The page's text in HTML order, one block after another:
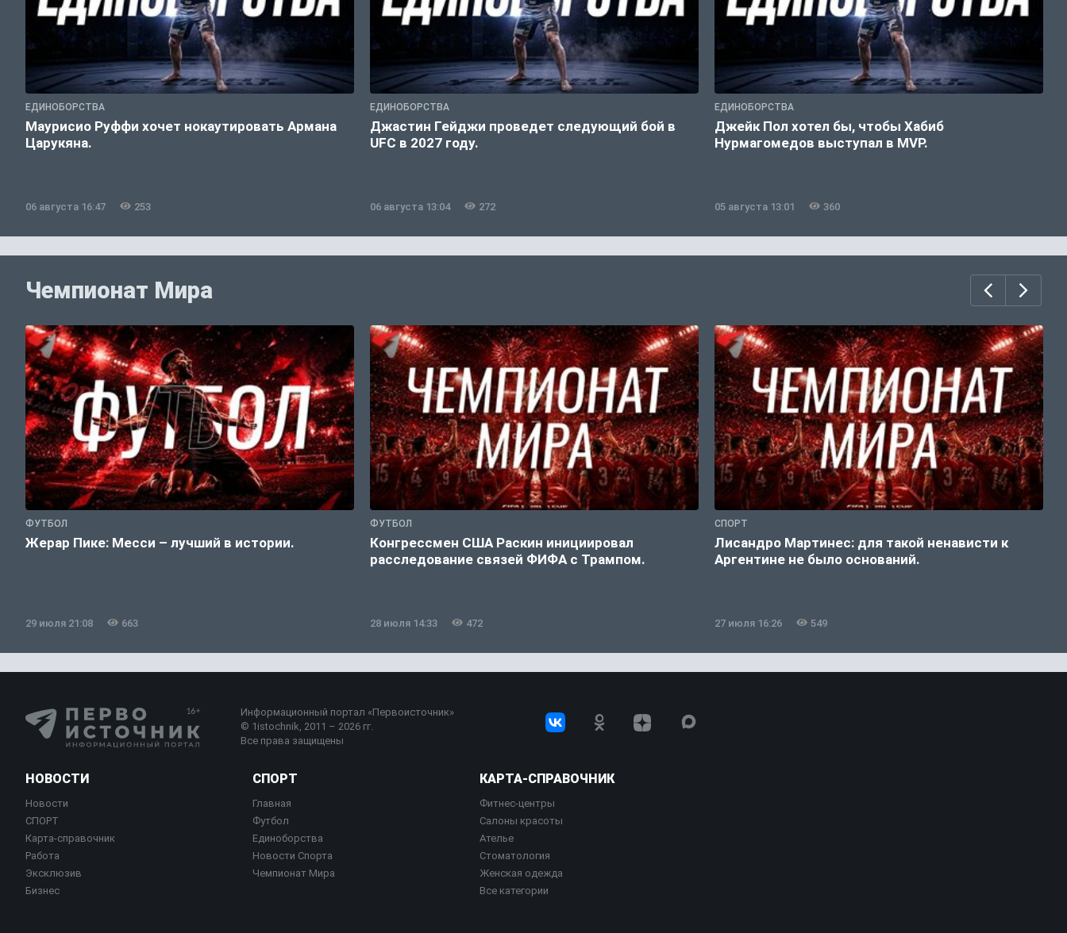
ЕДИНОБОРСТВА
Маурисио Руффи хочет нокаутировать Армана
Царукяна.
06 августа 16:47 253
ЕДИНОБОРСТВА
Джастин Гейджи проведет следующий бой в
UFC в 2027 году.
06 августа 13:04 272
ЕДИНОБОРСТВА
Джейк Пол хотел бы, чтобы Хабиб
Нурмагомедов выступал в MVP.
05 августа 13:01 360
Чемпионат Мира
ФУТБОЛ
Жерар Пике: Месси – лучший в истории.
29 июля 21:08 663
ФУТБОЛ
Конгрессмен США Раскин инициировал
расследование связей ФИФА с Трампом.
28 июля 14:33 472
СПОРТ
Лисандро Мартинес: для такой ненависти к
Аргентине не было оснований.
27 июля 16:26 549
Информационный портал «Первоисточник»
© 1istochnik, 2011 – 2026 гг.
Все права защищены
НОВОСТИ
Новости
СПОРТ
Карта-справочник
Работа
Эксклюзив
Бизнес
СПОРТ
Главная
Футбол
Единоборства
Новости Спорта
Чемпионат Мира
КАРТА-СПРАВОЧНИК
Фитнес-центры
Салоны красоты
Ателье
Стоматология
Женская одежда
Все категории